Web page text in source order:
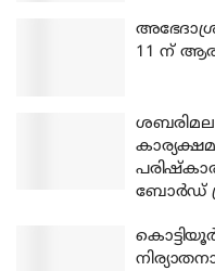
11 ന്
ബോര്‍ഡ്